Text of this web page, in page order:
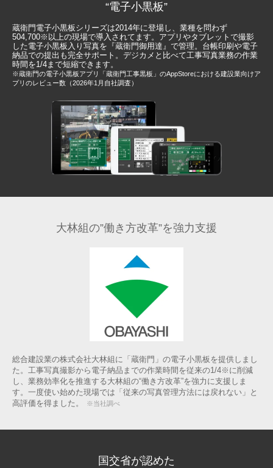
“電子小黒板”
蔵衛門電子小黒板シリーズは2014年に登場し、業種を問わず
504,700※ 以上の現場で導入されてます。アプリやタブレットで撮影
した電子小黒板入り写真を『蔵衛門御用達』で管理。台帳印刷や電子
納品での提出も完全サポート。デジカメと比べて工事写真業務の作業
時間を1/4まで短縮できます。
※蔵衛門の電子小黒板アプリ「蔵衛門工事黒板」のAppStoreにおける建設業向けア
プリのレビュー数（2026年1月自社調査）
大林組の”働き方改革”を強力支援
総合建設業の株式会社大林組に「蔵衛門」の電子小黒板を提供しまし
た。工事写真撮影から電子納品までの作業時間を従来の1/4※に削減
し、業務効率化を推進する大林組の“働き方改革”を強力に支援しま
す。一度使い始めた現場では「従来の写真管理方法には戻れない」と
高評価を得ました。
※当社調べ
国交省が認めた